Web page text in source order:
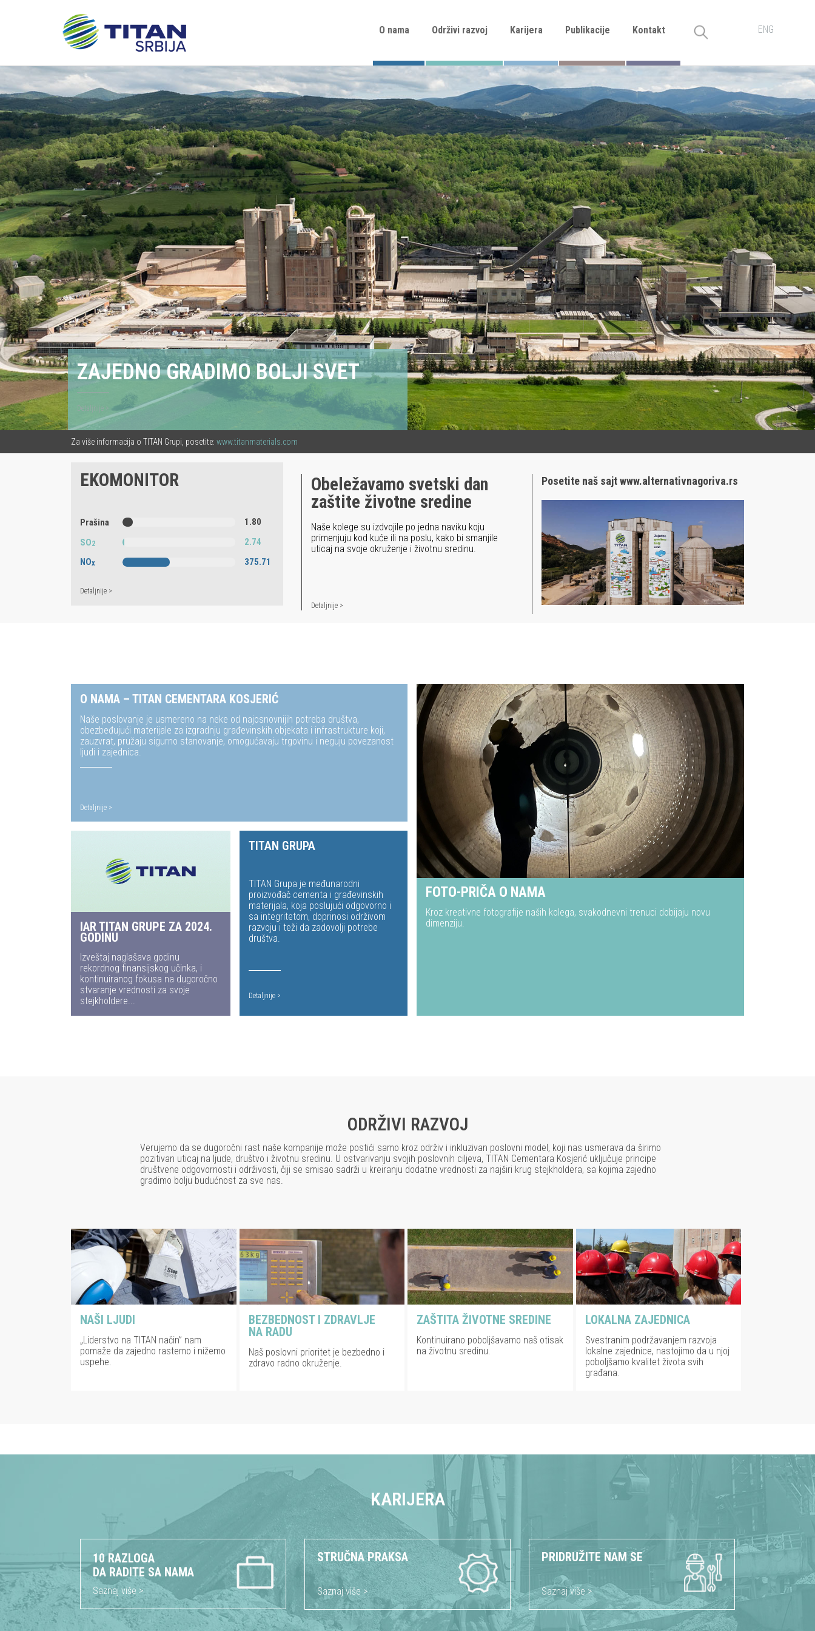
O nama Održivi razvoj Karijera Publikacije Kontakt ENG
ZAJEDNO GRADIMO BOLJI SVET
Detaljnije >
Za više informacija o TITAN Grupi, posetite: www.titanmaterials.com
EKOMONITOR
Prašina
SO2
NOx
1.80
2.74
375.71
Detaljnije >
Obeležavamo svetski dan
zaštite životne sredine
Naše kolege su izdvojile po jedna naviku koju
primenjuju kod kuće ili na poslu, kako bi smanjile
uticaj na svoje okruženje i životnu sredinu.
Detaljnije >
Posetite naš sajt www.alternativnagoriva.rs
O NAMA – TITAN CEMENTARA KOSJERIĆ
Naše poslovanje je usmereno na neke od najosnovnijih potreba društva,
obezbeđujući materijale za izgradnju građevinskih objekata i infrastrukture koji,
zauzvrat, pružaju sigurno stanovanje, omogućavaju trgovinu i neguju povezanost
ljudi i zajednica.
Detaljnije >
IAR TITAN GRUPE ZA 2024.
GODINU
Izveštaj naglašava godinu
rekordnog finansijskog učinka, i
kontinuiranog fokusa na dugoročno
stvaranje vrednosti za svoje
stejkholdere...
TITAN GRUPA
TITAN Grupa je međunarodni
proizvođač cementa i građevinskih
materijala, koja poslujući odgovorno i
sa integritetom, doprinosi održivom
razvoju i teži da zadovolji potrebe
društva.
Detaljnije >
FOTO-PRIČA O NAMA
Kroz kreativne fotografije naših kolega, svakodnevni trenuci dobijaju novu
dimenziju.
ODRŽIVI RAZVOJ
Verujemo da se dugoročni rast naše kompanije može postići samo kroz održiv i inkluzivan poslovni model, koji nas usmerava da širimo
pozitivan uticaj na ljude, društvo i životnu sredinu. U ostvarivanju svojih poslovnih ciljeva, TITAN Cementara Kosjerić uključuje principe
društvene odgovornosti i održivosti, čiji se smisao sadrži u kreiranju dodatne vrednosti za najširi krug stejkholdera, sa kojima zajedno
gradimo bolju budućnost za sve nas.
NAŠI LJUDI
„Liderstvo na TITAN način” nam
pomaže da zajedno rastemo i nižemo
uspehe.
BEZBEDNOST I ZDRAVLJE
NA RADU
Naš poslovni prioritet je bezbedno i
zdravo radno okruženje.
ZAŠTITA ŽIVOTNE SREDINE
Kontinuirano poboljšavamo naš otisak
na životnu sredinu.
LOKALNA ZAJEDNICA
Svestranim podržavanjem razvoja
lokalne zajednice, nastojimo da u njoj
poboljšamo kvalitet života svih
građana.
KARIJERA
10 RAZLOGA
DA RADITE SA NAMA
Saznaj više >
STRUČNA PRAKSA
Saznaj više >
PRIDRUŽITE NAM SE
Saznaj više >